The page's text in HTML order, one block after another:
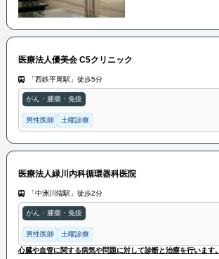
医療法人優美会 C5クリニック
「西鉄平尾駅」徒歩5分
がん・腫瘍・免疫
男性医師 土曜診療
医療法人緑川内科循環器科医院
「中洲川端駅」徒歩2分
がん・腫瘍・免疫
男性医師 土曜診療
心臓や血管に関する病気や問題に対して診断と治療を行います。